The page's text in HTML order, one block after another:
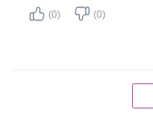
(0)
(0)